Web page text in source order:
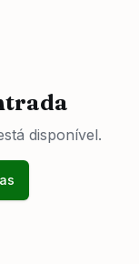
disponível.